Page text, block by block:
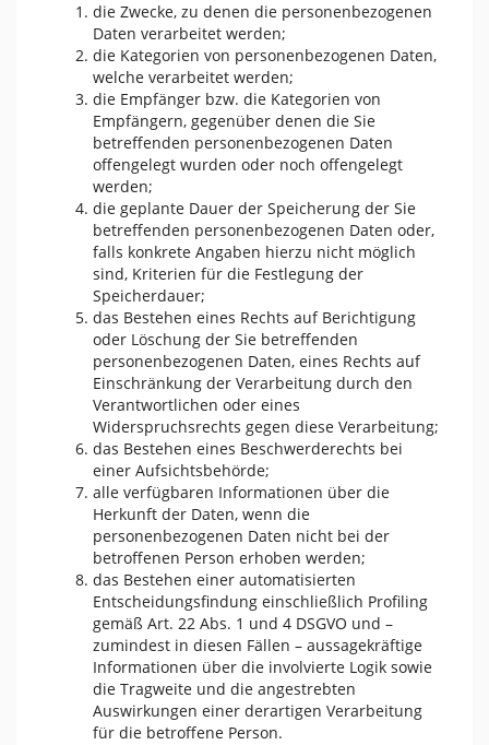
die Zwecke, zu denen die personenbezogenen
Daten verarbeitet werden;
die Kategorien von personenbezogenen Daten,
welche verarbeitet werden;
die Empfänger bzw. die Kategorien von
Empfängern, gegenüber denen die Sie
betreffenden personenbezogenen Daten
offengelegt wurden oder noch offengelegt
werden;
die geplante Dauer der Speicherung der Sie
betreffenden personenbezogenen Daten oder,
falls konkrete Angaben hierzu nicht möglich
sind, Kriterien für die Festlegung der
Speicherdauer;
das Bestehen eines Rechts auf Berichtigung
oder Löschung der Sie betreffenden
personenbezogenen Daten, eines Rechts auf
Einschränkung der Verarbeitung durch den
Verantwortlichen oder eines
Widerspruchsrechts gegen diese Verarbeitung;
das Bestehen eines Beschwerderechts bei
einer Aufsichtsbehörde;
alle verfügbaren Informationen über die
Herkunft der Daten, wenn die
personenbezogenen Daten nicht bei der
betroffenen Person erhoben werden;
das Bestehen einer automatisierten
Entscheidungsfindung einschließlich Profiling
gemäß Art. 22 Abs. 1 und 4 DSGVO und –
zumindest in diesen Fällen – aussagekräftige
Informationen über die involvierte Logik sowie
die Tragweite und die angestrebten
Auswirkungen einer derartigen Verarbeitung
für die betroffene Person.